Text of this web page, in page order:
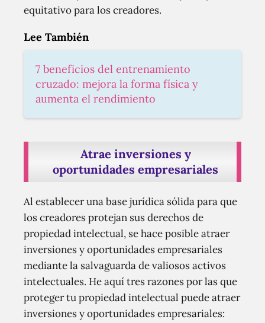
equitativo para los creadores.
Lee También
7 beneficios del entrenamiento
cruzado: mejora la forma física y
aumenta el rendimiento
Atrae inversiones y
oportunidades empresariales
Al establecer una base jurídica sólida para que
los creadores protejan sus derechos de
propiedad intelectual, se hace posible atraer
inversiones y oportunidades empresariales
mediante la salvaguarda de valiosos activos
intelectuales. He aquí tres razones por las que
proteger tu propiedad intelectual puede atraer
inversiones y oportunidades empresariales: